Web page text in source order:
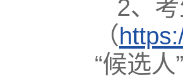
2、
（
“候选